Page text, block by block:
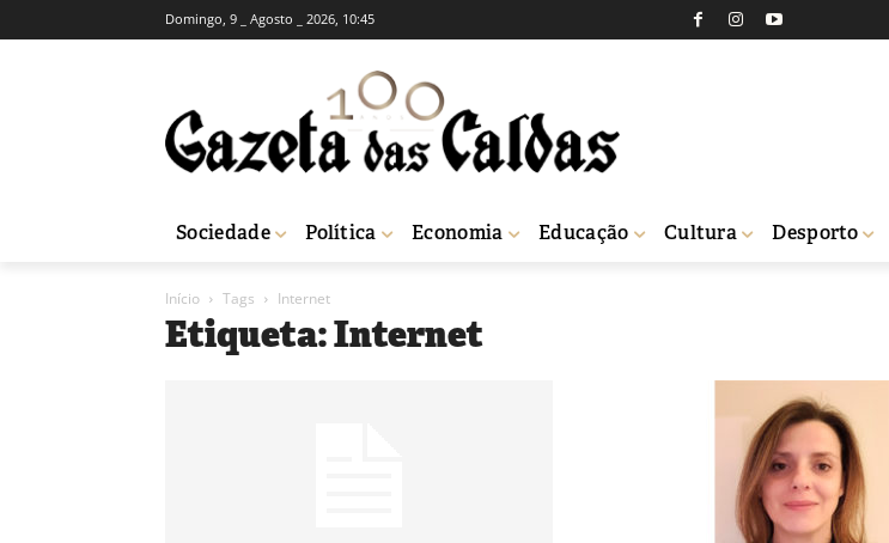
Domingo, 9 _ Agosto _ 2026, 10:45
Sociedade Política Economia Educação Cultura Desporto
Início Tags Internet
Etiqueta: Internet